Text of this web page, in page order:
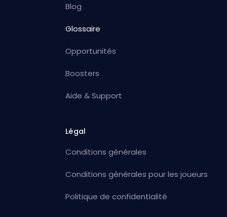
Blog
Glossaire
Opportunités
Boosters
Aide & Support
Légal
Conditions générales
Conditions générales pour les joueurs
Politique de confidentialité